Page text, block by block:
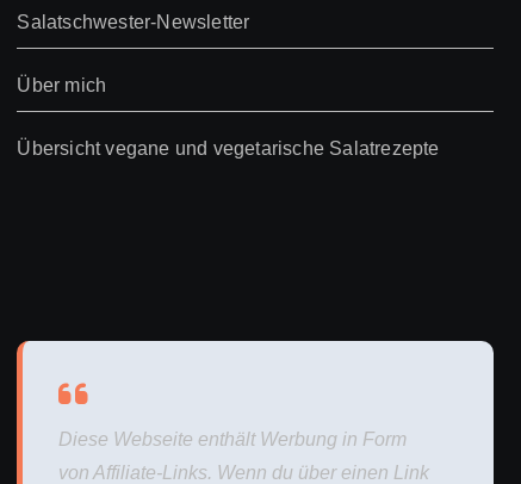
Salatschwester-Newsletter
Über mich
Übersicht vegane und vegetarische Salatrezepte
Diese Webseite enthält Werbung in Form
von Affiliate-Links. Wenn du über einen Link